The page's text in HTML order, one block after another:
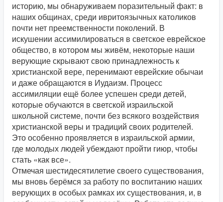
историю, мы обнаруживаем поразительный факт: в
наших общинах, среди ивритоязычных католиков
почти нет преемственности поколений. В
искушении ассимилироваться в светское еврейское
общество, в котором мы живём, некоторые наши
верующие скрывают свою принадлежность к
христианской вере, перенимают еврейские обычаи
и даже обращаются в Иудаизм. Процесс
ассимиляции ещё более успешен среди детей,
которые обучаются в светской израильской
школьной системе, почти без всякого воздействия
христианской веры и традиций своих родителей.
Это особенно проявляется в израильской армии,
где молодых людей убеждают пройти гиюр, чтобы
стать «как все».
Отмечая шестидесятилетие своего существования,
мы вновь берёмся за работу по воспитанию наших
верующих в особых рамках их существования, и, в